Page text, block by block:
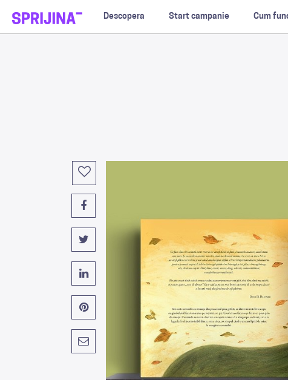
Descopera Start campanie Cum